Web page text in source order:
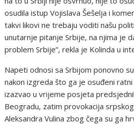
osudila istup Vojislava Šešelja i
takvi likovi ne trebaju voditi našu
unutarnje pitanje Srbije, na njima je
problem Srbije”, rekla je Kolinda u
Napeti odnosi sa Srbijom ponovno
nakon izgreda što ga je osuđeni ratni
izazvao u vrijeme posjeta
Beogradu, zatim provokacija
Aleksandra Vulina zbog čega su ga